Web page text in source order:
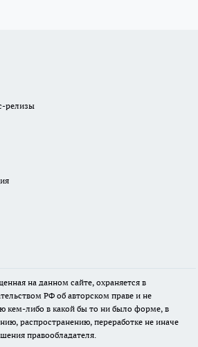
релизы
на данном сайте, охраняется в
РФ об авторском праве и не
кем-либо в какой бы то ни было форме, в
распространению, переработке не иначе
правообладателя.